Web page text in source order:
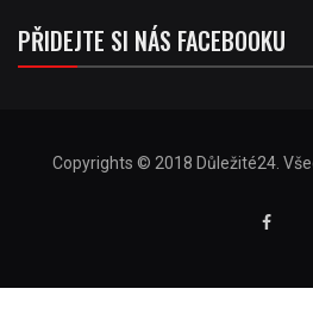
PŘIDEJTE SI NÁS FACEBOOKU
Copyrights © 2018 Důležité24.